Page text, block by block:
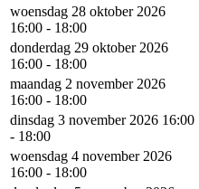
woensdag 28 oktober 2026
16:00 - 18:00
donderdag 29 oktober 2026
16:00 - 18:00
maandag 2 november 2026
16:00 - 18:00
dinsdag 3 november 2026 16:00
- 18:00
woensdag 4 november 2026
16:00 - 18:00